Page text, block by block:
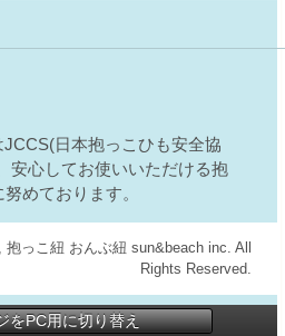
日本抱っこひも安全協
安心してお使いいただける抱
めております。
っこ紐 おんぶ紐 sun&beach inc. All
Rights Reserved.
をPC用に切り替え